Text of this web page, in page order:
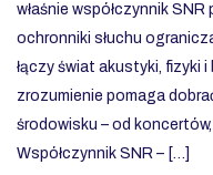
właśnie współczynnik
ochronniki słuchu
łączy świat akustyki, fizyki
zrozumienie pomaga
środowisku – od
Współczynnik SNR – […]